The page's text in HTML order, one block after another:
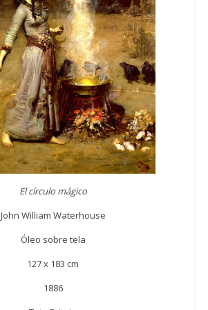
El círculo mágico
John William Waterhouse
Óleo sobre tela
127 x 183 cm
1886